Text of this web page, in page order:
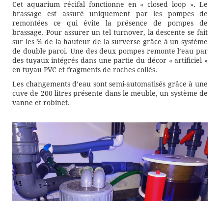
Cet aquarium récifal fonctionne en « closed loop ». Le
brassage est assuré uniquement par les pompes de
remontées ce qui évite la présence de pompes de
brassage. Pour assurer un tel turnover, la descente se fait
sur les ¾ de la hauteur de la surverse grâce à un système
de double paroi. Une des deux pompes remonte l’eau par
des tuyaux intégrés dans une partie du décor « artificiel »
en tuyau PVC et fragments de roches collés.
Les changements d’eau sont semi-automatisés grâce à une
cuve de 200 litres présente dans le meuble, un système de
vanne et robinet.